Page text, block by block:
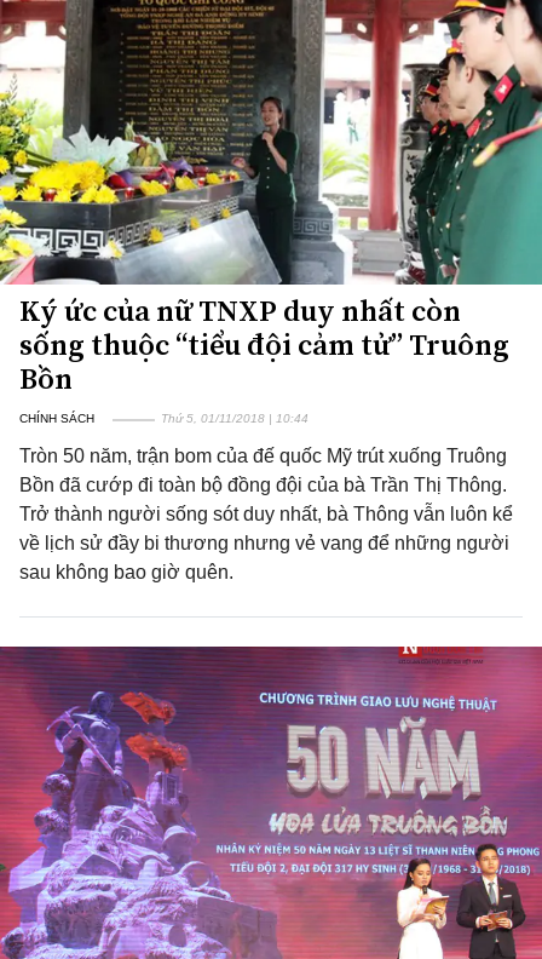
Ký ức của nữ TNXP duy nhất còn
sống thuộc “tiểu đội cảm tử” Truông
Bồn
CHÍNH SÁCH Thứ 5, 01/11/2018 | 10:44
Tròn 50 năm, trận bom của đế quốc Mỹ trút xuống Truông
Bồn đã cướp đi toàn bộ đồng đội của bà Trần Thị Thông.
Trở thành người sống sót duy nhất, bà Thông vẫn luôn kể
về lịch sử đầy bi thương nhưng vẻ vang để những người
sau không bao giờ quên.